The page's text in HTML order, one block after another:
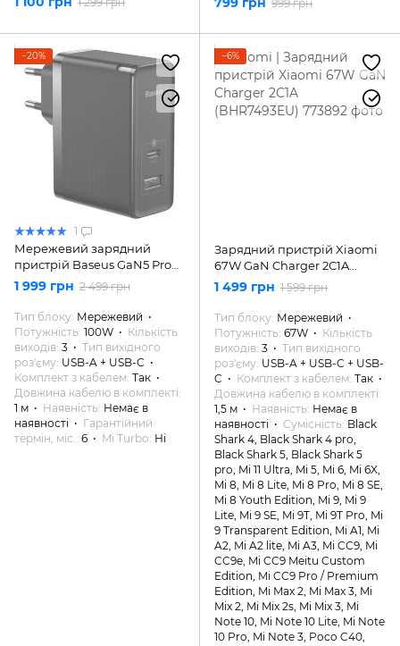
(BHR6100GL)
Global (DVB4230GL)
999 грн
−20%
1
Мережевий зарядний
пристрій Baseus GaN5 Pro
Fast Charger Type-C+USB
100W Black (CCGP090201)
1 999 грн 2 499 грн
Тип блоку Мережевий
Потужність 100W
Кількість
виходів 3
Тип вихідного
роз'єму USB-A + USB-C
Комплект з кабелем Так
Довжина кабелю в комплекті
1 м
Наявність Немає в
наявності
Гарантійний
термін, міс.
6 Mi Turbo Ні
−6%
Зарядний пристрій Xiaomi
67W GaN Charger 2C1A
(BHR7493EU)
1 499 грн 1 599 грн
Тип блоку Мережевий
Потужність 67W
Кількість
виходів 3
Тип вихідного
роз'єму USB-A + USB-C + USB-
C
Комплект з кабелем Так
Довжина кабелю в комплекті
1,5 м
Наявність Немає в
наявності
Сумісність Black
Shark 4, Black Shark 4 pro,
Black Shark 5, Black Shark 5
pro, Mi 11 Ultra, Mi 5, Mi 6, Mi 6X,
Mi 8, Mi 8 Lite, Mi 8 Pro, Mi 8 SE,
Mi 8 Youth Edition, Mi 9, Mi 9
Lite, Mi 9 SE, Mi 9T, Mi 9T Pro, Mi
9 Transparent Edition, Mi A1, Mi
A2, Mi A2 lite, Mi A3, Mi CC9, Mi
CC9e, Mi CC9 Meitu Custom
Edition, Mi CC9 Pro / Premium
Edition, Mi Max 2, Mi Max 3, Mi
Mix 2, Mi Mix 2s, Mi Mix 3, Mi
Note 10, Mi Note 10 Lite, Mi Note
10 Pro, Mi Note 3, Poco C40,